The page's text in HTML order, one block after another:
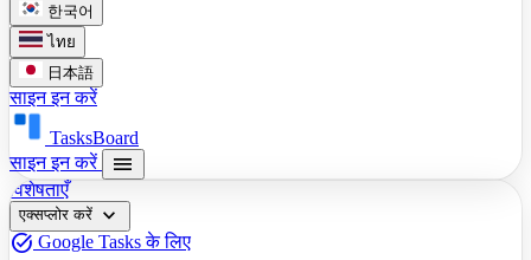
한국어
ไทย
日本語
साइन इन करें
TasksBoard
साइन इन करें
menu
विशेषताएँ
एक्सप्लोर करें expand_more
task_alt Google Tasks के लिए